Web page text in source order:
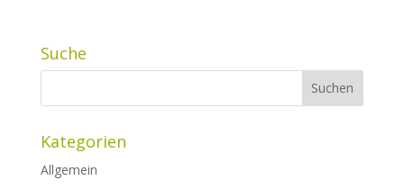
Suche
Kategorien
Allgemein